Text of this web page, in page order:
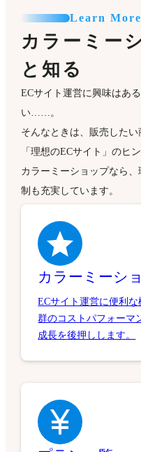
Learn More
カラーミー
と知る
ECサイト運営に興味はあ
い……。
そんなときは、販売した
「理想のECサイト」のヒ
カラーミーショップなら
制も充実しています。
カラーミーシ
ECサイト運営に便利
群のコストパフォーマ
成長を後押しします。